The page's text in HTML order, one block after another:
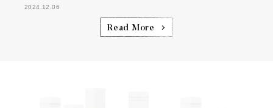
2024.12.06
Read More